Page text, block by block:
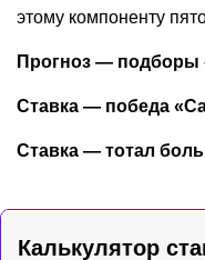
этому компоненту
Прогноз — подборы
Ставка — победа
Ставка — тотал
Калькулятор